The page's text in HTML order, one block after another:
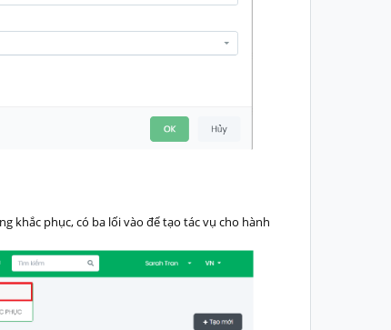
khắc phục, có ba lối vào để tạo tác vụ cho hành